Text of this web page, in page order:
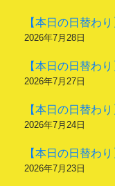
【本日の日替わ
2026年7月28日
【本日の日替わ
2026年7月27日
【本日の日替わ
2026年7月24日
【本日の日替わ
2026年7月23日